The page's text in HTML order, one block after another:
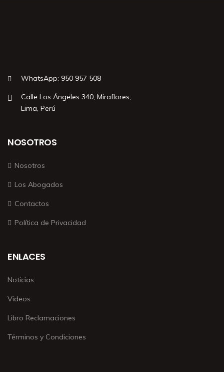
WhatsApp: 950 957 508
Calle Los Ángeles 340, Miraflores,
Lima, Perú
NOSOTROS
Nosotros
Los Abogados
Contactos
Política de Privacidad
ENLACES
Noticias
Videos
Libro Reclamaciones
Términos y Condiciones